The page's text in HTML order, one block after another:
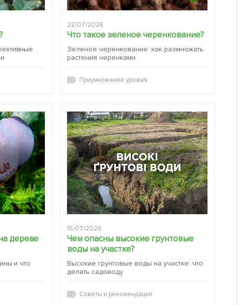
22/07/2026
Что такое зеленое черенкование?
Зеленое черенкование: как размножать
растения черенками
Приумножение урожая
дереве
и что
15/07/2026
Чем опасны высокие грунтовые
воды на участке?
Высокие грунтовые воды на участке: что
делать садоводу
Советы и рекомендации